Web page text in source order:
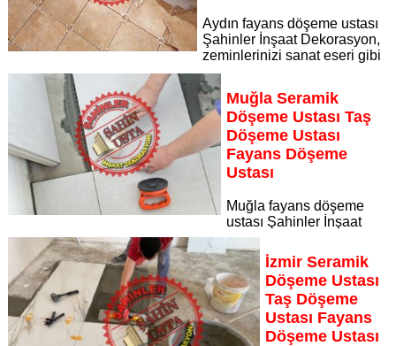
Aydın fayans döşeme ustası
Şahinler İnşaat Dekorasyon,
zeminlerinizi sanat eseri gibi
işleyen uzman kadrosuyla Aydın bölgesine özel hizmet
sunuyor Aydın seramik döşeme ustası taş döşeme ustası
fayans döşeme ustası
Sayfaya Git
Muğla Seramik
Döşeme Ustası Taş
Döşeme Ustası
Fayans Döşeme
Ustası
Muğla fayans döşeme
ustası Şahinler İnşaat
Dekorasyon, zeminlerinizi sanat eseri gibi işleyen uzman
kadrosuyla Muğla bölgesine özel hizmet sunuyor Muğla
seramik döşeme ustası taş döşeme ustası fayans döşeme
ustası
Sayfaya Git
İzmir Seramik
Döşeme Ustası
Taş Döşeme
Ustası Fayans
Döşeme Ustası